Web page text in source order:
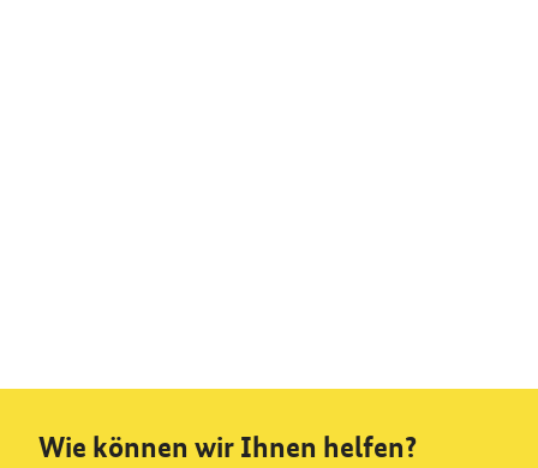
Wie können wir Ihnen helfen?